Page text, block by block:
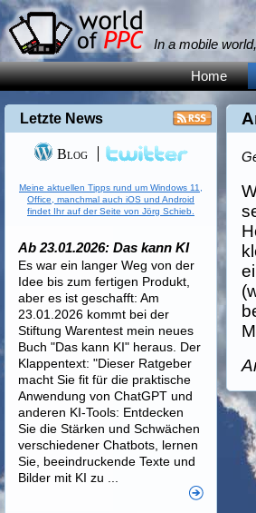
In a mobile
Home
Letzte News
Blog
Meine aktuellen Tipps rund um Windows 11,
Office, manchmal auch iOS und Android
findet Ihr auf der Seite von Jörg Schieb.
Ab 23.01.2026: Das kann KI
Es war ein langer Weg von der
Idee bis zum fertigen Produkt,
aber es ist geschafft: Am
23.01.2026 kommt bei der
Stiftung Warentest mein neues
Buch "Das kann KI" heraus. Der
Klappentext: "Dieser Ratgeber
macht Sie fit für die praktische
Anwendung von ChatGPT und
anderen KI-Tools: Entdecken
Sie die Stärken und Schwächen
verschiedener Chatbots, lernen
Sie, beeindruckende Texte und
Bilder mit KI zu ...